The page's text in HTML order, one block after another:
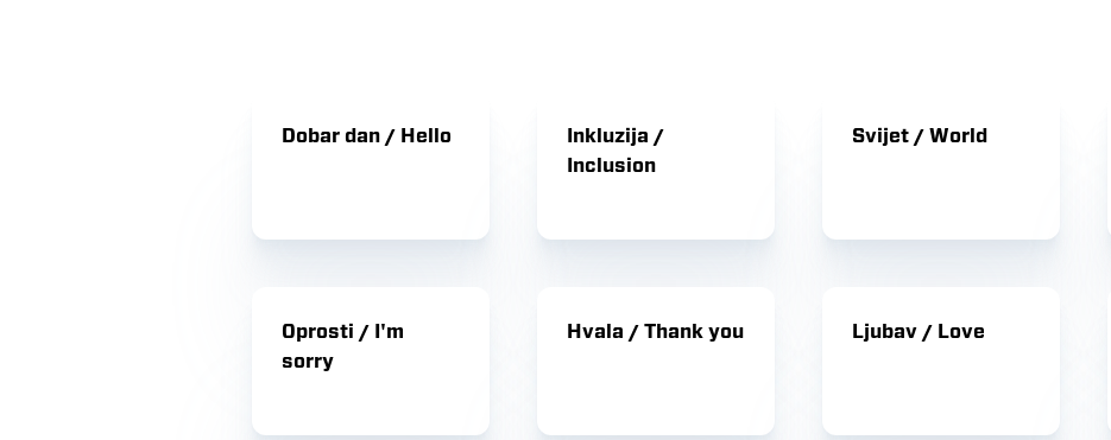
Dobar dan / Hello
Inkluzija /
Inclusion
Svijet / World
Oprosti / I'm
sorry
Hvala / Thank you Ljubav / Love